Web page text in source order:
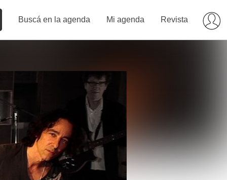
Buscá en la agenda Mi agenda Revista